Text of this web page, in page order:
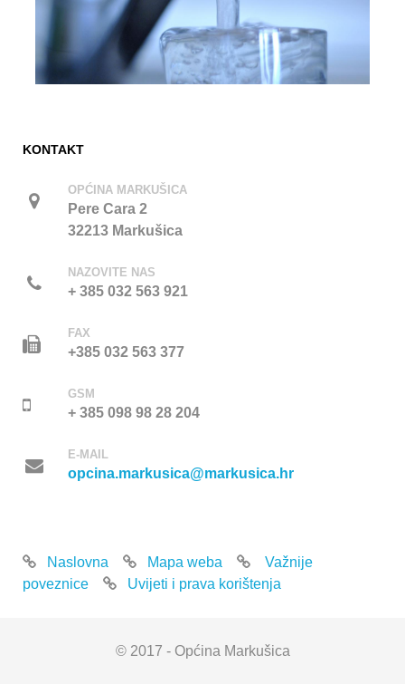
KONTAKT
OPĆINA MARKUŠICA
Pere Cara 2
32213 Markušica
NAZOVITE NAS
+ 385 032 563 921
FAX
+385 032 563 377
GSM
+ 385 098 98 28 204
E-MAIL
opcina.markusica@markusica.hr
Naslovna Mapa weba
Važnije
poveznice
Uvijeti i prava korištenja
© 2017 - Općina Markušica